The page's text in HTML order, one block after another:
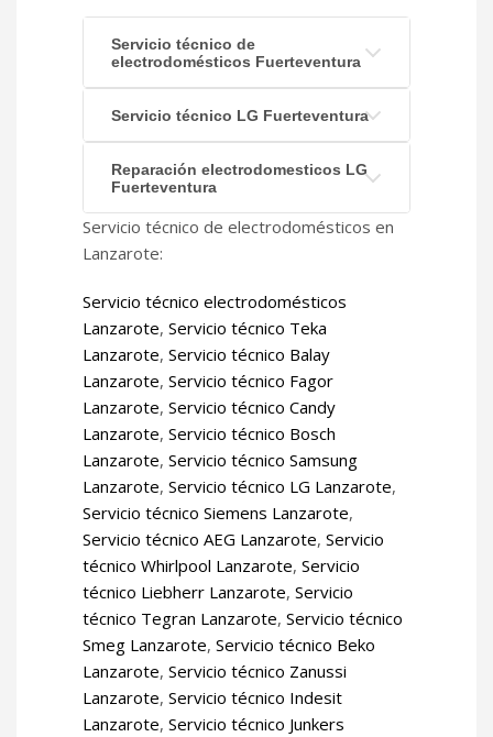
Servicio técnico de
electrodomésticos Fuerteventura
Servicio técnico LG Fuerteventura
Reparación electrodomesticos LG
Fuerteventura
Servicio técnico de electrodomésticos en
Lanzarote:
Servicio técnico electrodomésticos
Lanzarote, Servicio técnico Teka
Lanzarote, Servicio técnico Balay
Lanzarote, Servicio técnico Fagor
Lanzarote, Servicio técnico Candy
Lanzarote, Servicio técnico Bosch
Lanzarote, Servicio técnico Samsung
Lanzarote, Servicio técnico LG Lanzarote,
Servicio técnico Siemens Lanzarote,
Servicio técnico AEG Lanzarote, Servicio
técnico Whirlpool Lanzarote, Servicio
técnico Liebherr Lanzarote, Servicio
técnico Tegran Lanzarote, Servicio técnico
Smeg Lanzarote, Servicio técnico Beko
Lanzarote, Servicio técnico Zanussi
Lanzarote, Servicio técnico Indesit
Lanzarote, Servicio técnico Junkers